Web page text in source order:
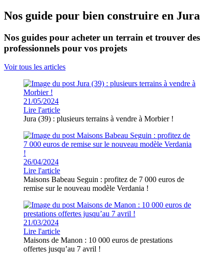
Nos guide pour bien construire en Jura
Nos guides pour acheter un terrain et trouver des
professionnels pour vos projets
Voir tous les articles
21/05/2024
Lire l'article
Jura (39) : plusieurs terrains à vendre à Morbier !
26/04/2024
Lire l'article
Maisons Babeau Seguin : profitez de 7 000 euros de
remise sur le nouveau modèle Verdania !
21/03/2024
Lire l'article
Maisons de Manon : 10 000 euros de prestations
offertes jusqu’au 7 avril !